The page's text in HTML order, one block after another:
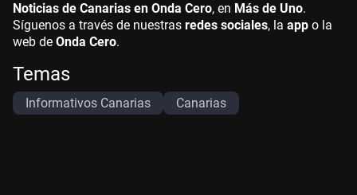
Noticias de Canarias en Onda Cero, en Más de Uno.
Síguenos a través de nuestras redes sociales, la app o la
web de Onda Cero.
Temas
Informativos Canarias Canarias